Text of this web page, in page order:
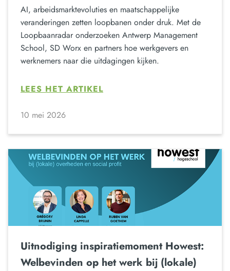
AI, arbeidsmarktevoluties en maatschappelijke
veranderingen zetten loopbanen onder druk. Met de
Loopbaanradar onderzoeken Antwerp Management
School, SD Worx en partners hoe werkgevers en
werknemers naar die uitdagingen kijken.
LEES HET ARTIKEL
10 mei 2026
Uitnodiging inspiratiemoment Howest:
Welbevinden op het werk bij (lokale)